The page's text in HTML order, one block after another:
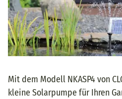
Mit dem Modell NKASP4 von
kleine Solarpumpe für Ihren